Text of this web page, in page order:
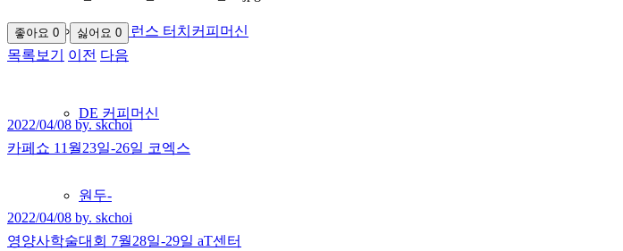
DE 엑설런스 터치커피머신
DE 커피머신
원두-
좋아요 0 싫어요 0
목록보기 이전 다음
2022/04/08 by. skchoi
카페쇼 11월23일-26일 코엑스
2022/04/08 by. skchoi
영양사학술대회 7월28일-29일 aT센터